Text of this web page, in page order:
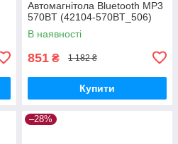
Автомагнітола Bluetooth MP3
570BT (42104-570BT_506)
В наявності
851 ₴ 1 182 ₴
Купити
–28%